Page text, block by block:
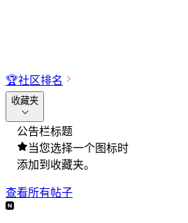
🏆社区排名
收藏夹
公告栏标题
当您选择一个图标时
添加到收藏夹。
查看所有帖子